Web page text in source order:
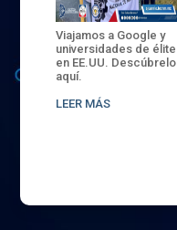
Viajamos a Google y
universidades de élite
en EE.UU. Descúbrelo
aquí.
LEER MÁS